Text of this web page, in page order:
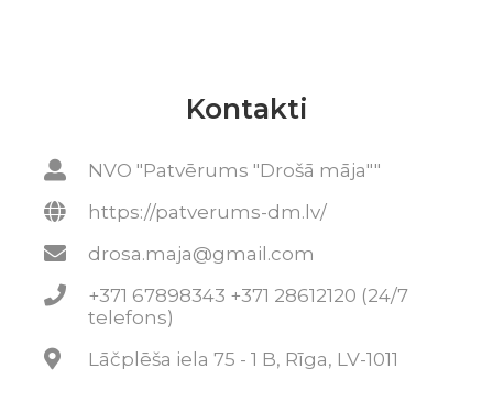
Kontakti
NVO "Patvērums "Drošā māja""
https://patverums-dm.lv/
drosa.maja@gmail.com
+371 67898343 +371 28612120 (24/7
telefons)
Lāčplēša iela 75 - 1 B, Rīga, LV-1011